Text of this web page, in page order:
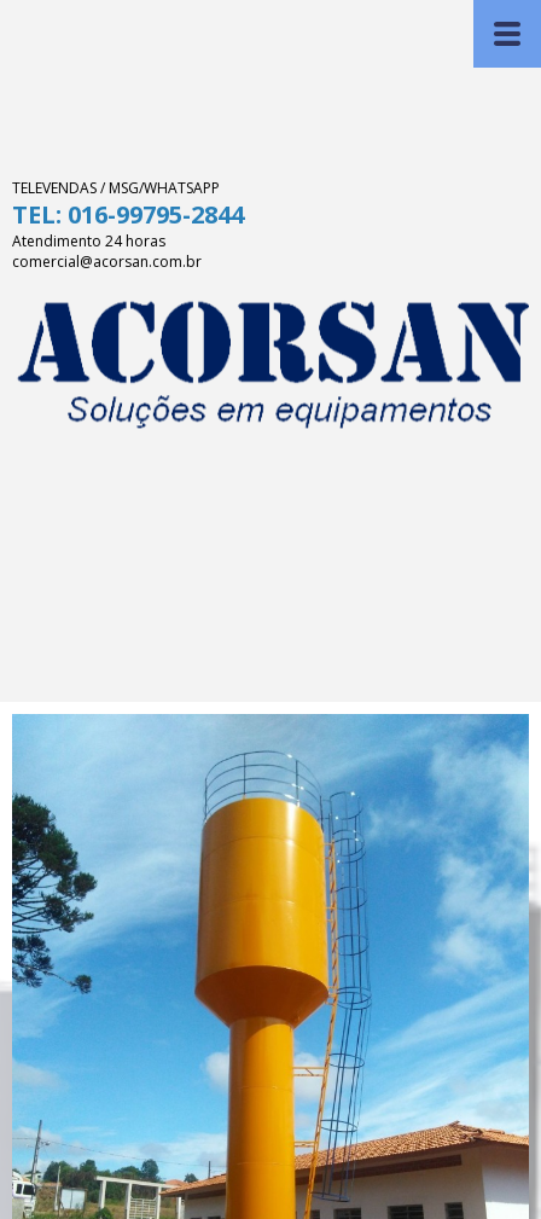
TELEVENDAS / MSG/WHATSAPP
TEL: 016-99795-2844
Atendimento 24 horas
comercial@acorsan.com.br